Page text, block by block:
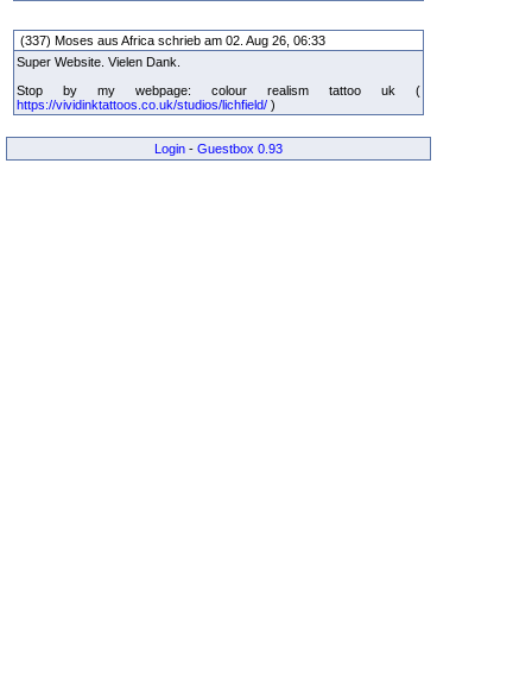
(337) Moses aus Africa schrieb am 02. Aug 26, 06:33
Super Website. Vielen Dank.
Stop by my webpage: colour realism tattoo uk (
https://vividinktattoos.co.uk/studios/lichfield/ )
Login - Guestbox 0.93